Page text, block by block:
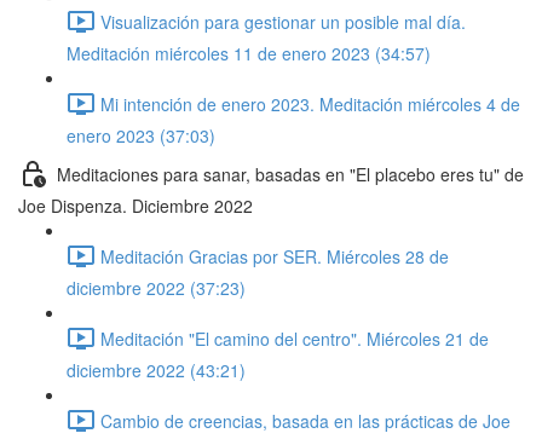
Visualización para gestionar un posible mal día.
Meditación miércoles 11 de enero 2023 (34:57)
Mi intención de enero 2023. Meditación miércoles 4 de
enero 2023 (37:03)
Meditaciones para sanar, basadas en "El placebo eres tu" de
Joe Dispenza. Diciembre 2022
Meditación Gracias por SER. Miércoles 28 de
diciembre 2022 (37:23)
Meditación "El camino del centro". Miércoles 21 de
diciembre 2022 (43:21)
Cambio de creencias, basada en las prácticas de Joe